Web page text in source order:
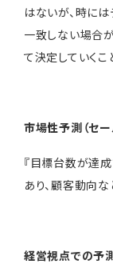
はないが、時に
一致しない場合
て決定していくこ
市場性予測（セ
『目標台数が達
あり、顧客動向
経営視点での予